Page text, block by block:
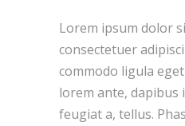
Lorem ipsum dolor
consectetuer
commodo ligula
lorem ante, dapibus
feugiat a, tellus.